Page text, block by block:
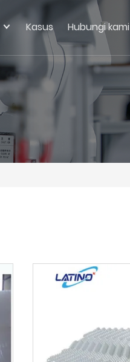
Kasus Hubungi kami